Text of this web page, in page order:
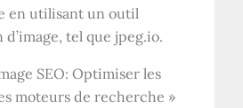
en utilisant un outil
d’image, tel que jpeg.io.
SEO: Optimiser les
moteurs de recherche »